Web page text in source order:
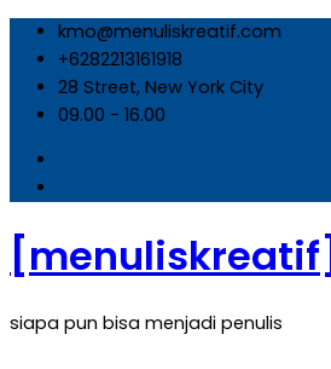
Skip
content
kmo@menuliskreatif.com
+6282213161918
28 Street, New York City
09.00 - 16.00
[menuliskreatif]
siapa pun bisa menjadi penulis